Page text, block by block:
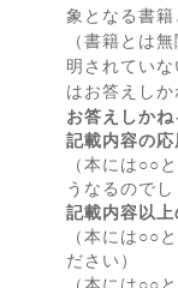
象となる書
（書籍とは
明されてい
はお答えしか
お答えしかね
記載内容の応
（本には○○
うなるのでし
記載内容以上
（本には○○
ださい）